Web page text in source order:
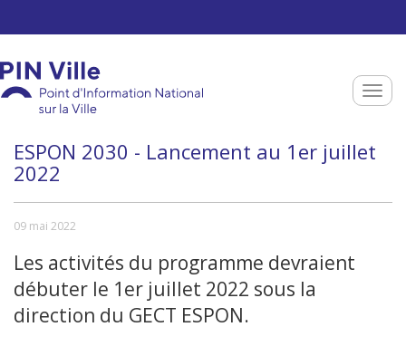
ESPON 2030 - Lancement au 1er juillet
2022
09 mai 2022
Les activités du programme devraient
débuter le 1er juillet 2022 sous la
direction du GECT ESPON.